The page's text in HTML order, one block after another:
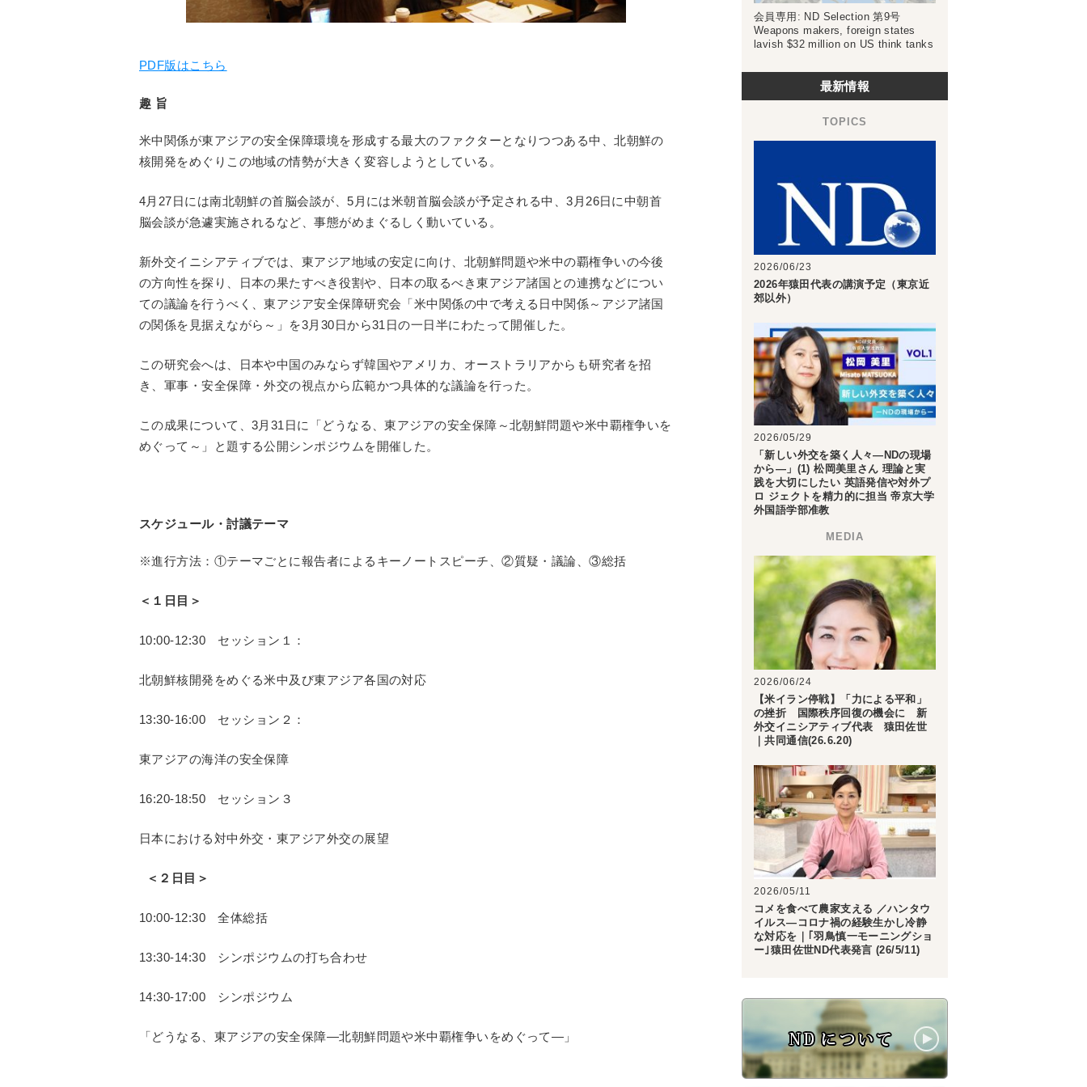
PDF版はこちら
趣 旨
米中関係が東アジアの安全保障環境を形成する最大のファクターとなりつつある中、北朝鮮の
核開発をめぐりこの地域の情勢が大きく変容しようとしている。
4月27日には南北朝鮮の首脳会談が、5月には米朝首脳会談が予定される中、3月26日に中朝首
脳会談が急遽実施されるなど、事態がめまぐるしく動いている。
新外交イニシアティブでは、東アジア地域の安定に向け、北朝鮮問題や米中の覇権争いの今後
の方向性を探り、日本の果たすべき役割や、日本の取るべき東アジア諸国との連携などについ
ての議論を行うべく、東アジア安全保障研究会「米中関係の中で考える日中関係～アジア諸国
の関係を見据えながら～」を3月30日から31日の一日半にわたって開催した。
この研究会へは、日本や中国のみならず韓国やアメリカ、オーストラリアからも研究者を招
き、軍事・安全保障・外交の視点から広範かつ具体的な議論を行った。
この成果について、3月31日に「どうなる、東アジアの安全保障～北朝鮮問題や米中覇権争いを
めぐって～」と題する公開シンポジウムを開催した。
スケジュール・討議テーマ
※進行方法：①テーマごとに報告者によるキーノートスピーチ、②質疑・議論、③総括
＜１日目＞
10:00-12:30 セッション１：
北朝鮮核開発をめぐる米中及び東アジア各国の対応
13:30-16:00 セッション２：
東アジアの海洋の安全保障
16:20-18:50 セッション３
日本における対中外交・東アジア外交の展望
＜２日目＞
10:00-12:30 全体総括
13:30-14:30 シンポジウムの打ち合わせ
14:30-17:00 シンポジウム
「どうなる、東アジアの安全保障―北朝鮮問題や米中覇権争いをめぐって―」
会員専用: ND Selection 第9号
Weapons makers, foreign states
lavish $32 million on US think tanks
最新情報
2026/06/23
2026年猿田代表の講演予定（東京近
郊以外）
2026/05/29
「新しい外交を築く人々―NDの現場
から―」(1) 松岡美里さん 理論と実
践を大切にしたい 英語発信や対外プ
ロ ジェクトを精力的に担当 帝京大学
外国語学部准教
2026/06/24
【米イラン停戦】「力による平和」
の挫折 国際秩序回復の機会に 新
外交イニシアティブ代表 猿田佐世
｜共同通信(26.6.20)
2026/05/11
コメを食べて農家支える ／ハンタウ
イルス―コロナ禍の経験生かし冷静
な対応を｜｢羽鳥慎一モーニングショ
ー｣猿田佐世ND代表発言 (26/5/11)